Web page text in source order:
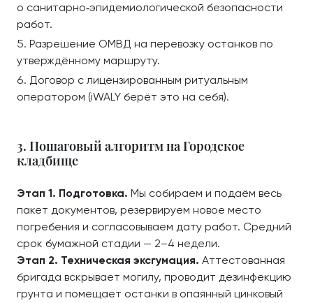
о санитарно‑эпидемиологической безопасности
работ.
Разрешение ОМВД на перевозку останков по
утверждённому маршруту.
Договор с лицензированным ритуальным
оператором (iWALY берёт это на себя).
3. Пошаговый алгоритм на Городское
кладбище
Этап 1. Подготовка. Мы собираем и подаём весь
пакет документов, резервируем новое место
погребения и согласовываем дату работ. Средний
срок бумажной стадии — 2–4 недели.
Этап 2. Техническая эксгумация. Аттестованная
бригада вскрывает могилу, проводит дезинфекцию
грунта и помещает останки в опаянный цинковый